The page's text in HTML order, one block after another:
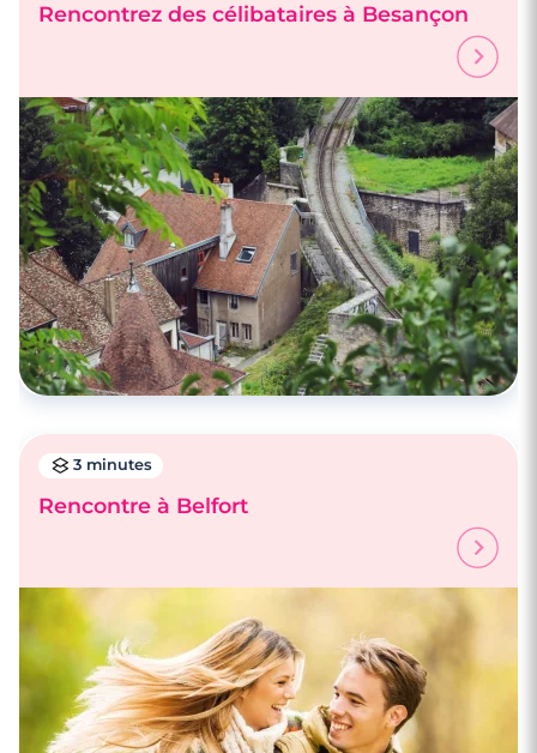
Rencontrez des célibataires à Besançon
3 minutes
Rencontre à Belfort